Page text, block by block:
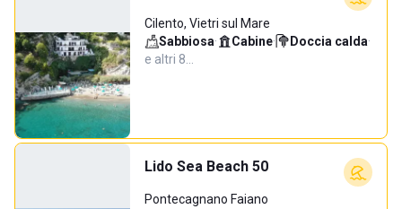
Cilento, Vietri sul Mare
Sabbiosa· Cabine· Doccia calda·
e altri 8…
Lido Sea Beach 50
Pontecagnano Faiano